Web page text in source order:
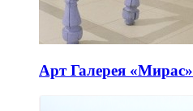
Арт Галерея «Мирас»